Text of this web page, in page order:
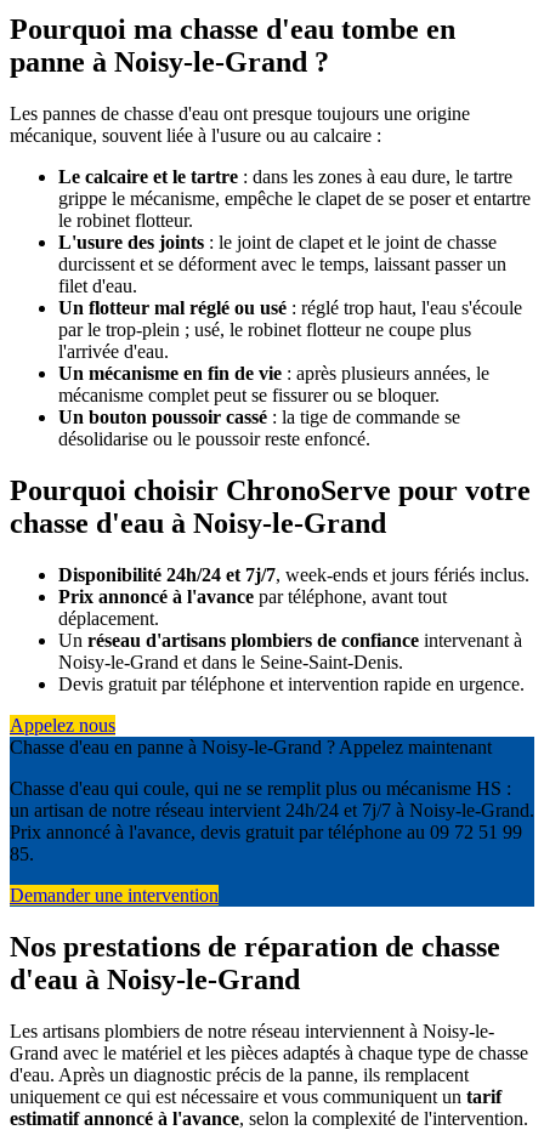
Pourquoi ma chasse d'eau tombe en
panne à Noisy-le-Grand ?
Les pannes de chasse d'eau ont presque toujours une origine
mécanique, souvent liée à l'usure ou au calcaire :
Le calcaire et le tartre : dans les zones à eau dure, le tartre
grippe le mécanisme, empêche le clapet de se poser et entartre
le robinet flotteur.
L'usure des joints : le joint de clapet et le joint de chasse
durcissent et se déforment avec le temps, laissant passer un
filet d'eau.
Un flotteur mal réglé ou usé : réglé trop haut, l'eau s'écoule
par le trop-plein ; usé, le robinet flotteur ne coupe plus
l'arrivée d'eau.
Un mécanisme en fin de vie : après plusieurs années, le
mécanisme complet peut se fissurer ou se bloquer.
Un bouton poussoir cassé : la tige de commande se
désolidarise ou le poussoir reste enfoncé.
Pourquoi choisir ChronoServe pour votre
chasse d'eau à Noisy-le-Grand
Disponibilité 24h/24 et 7j/7, week-ends et jours fériés inclus.
Prix annoncé à l'avance par téléphone, avant tout
déplacement.
Un réseau d'artisans plombiers de confiance intervenant à
Noisy-le-Grand et dans le Seine-Saint-Denis.
Devis gratuit par téléphone et intervention rapide en urgence.
Appelez nous
Chasse d'eau en panne à Noisy-le-Grand ? Appelez maintenant
Chasse d'eau qui coule, qui ne se remplit plus ou mécanisme HS :
un artisan de notre réseau intervient 24h/24 et 7j/7 à Noisy-le-Grand.
Prix annoncé à l'avance, devis gratuit par téléphone au 09 72 51 99
85.
Demander une intervention
Nos prestations de réparation de chasse
d'eau à Noisy-le-Grand
Les artisans plombiers de notre réseau interviennent à Noisy-le-
Grand avec le matériel et les pièces adaptés à chaque type de chasse
d'eau. Après un diagnostic précis de la panne, ils remplacent
uniquement ce qui est nécessaire et vous communiquent un tarif
estimatif annoncé à l'avance, selon la complexité de l'intervention.